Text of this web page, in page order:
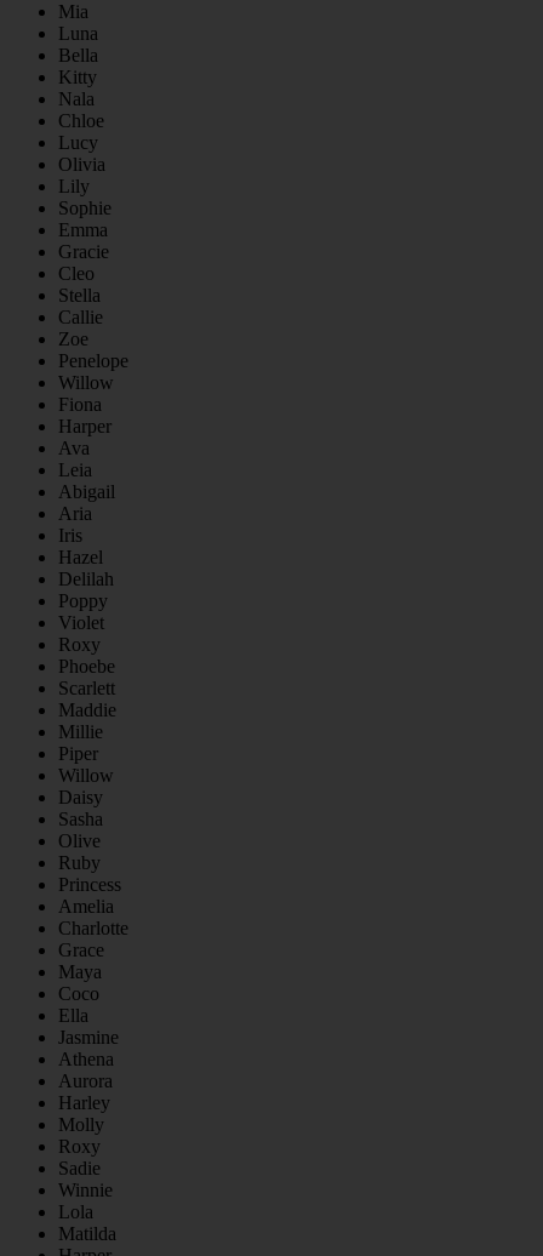
Mia
Luna
Bella
Kitty
Nala
Chloe
Lucy
Olivia
Lily
Sophie
Emma
Gracie
Cleo
Stella
Callie
Zoe
Penelope
Willow
Fiona
Harper
Ava
Leia
Abigail
Aria
Iris
Hazel
Delilah
Poppy
Violet
Roxy
Phoebe
Scarlett
Maddie
Millie
Piper
Willow
Daisy
Sasha
Olive
Ruby
Princess
Amelia
Charlotte
Grace
Maya
Coco
Ella
Jasmine
Athena
Aurora
Harley
Molly
Roxy
Sadie
Winnie
Lola
Matilda